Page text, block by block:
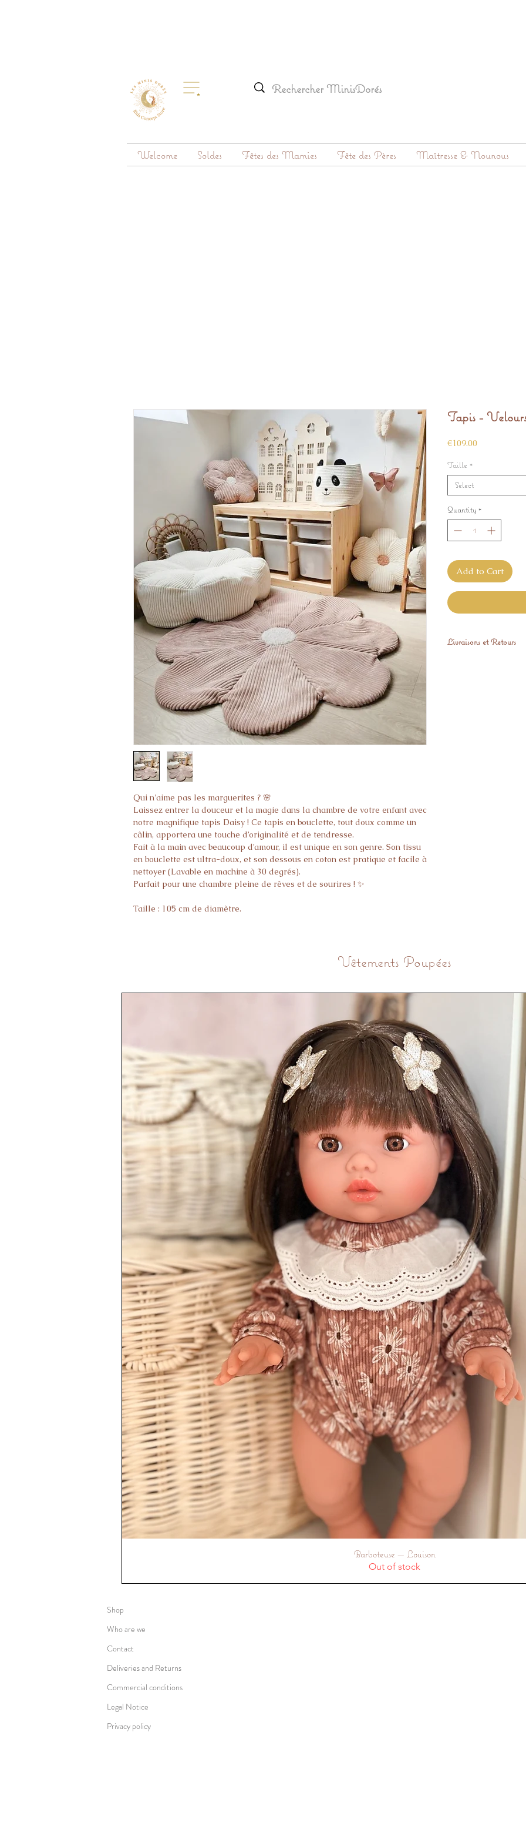
Welcome Soldes Fêtes des Mamies Fête des Pères Maîtresse & Nounous
Qui n'aime pas les marguerites ? 🌸
Laissez entrer la douceur et la magie dans la chambre de votre enfant avec
notre magnifique tapis Daisy ! Ce tapis en bouclette, tout doux comme un
câlin, apportera une touche d’originalité et de tendresse.
Fait à la main avec beaucoup d’amour, il est unique en son genre. Son tissu
en bouclette est ultra-doux, et son dessous en coton est pratique et facile à
nettoyer (Lavable en machine à 30 degrés).
Parfait pour une chambre pleine de rêves et de sourires ! ✨
Taille : 105 cm de diamètre.
Tapis -
€109.00
Taille *
Select
Quantity *
Add to Cart
Livraisons et Retours
Vêtements Poupées
Quick View
Barboteuse — Louison
Out of stock
Shop
Who are we
Contact
Deliveries and Returns
Commercial conditions
Legal Notice
Privacy policy